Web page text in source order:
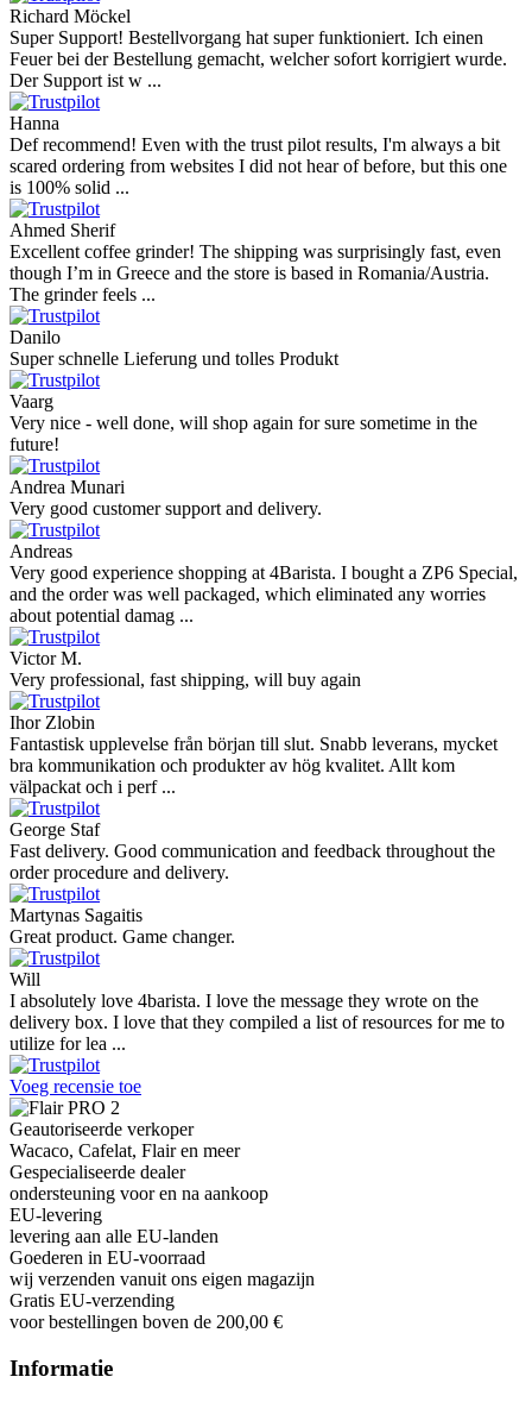
Richard Möckel
Super Support! Bestellvorgang hat super funktioniert. Ich einen
Feuer bei der Bestellung gemacht, welcher sofort korrigiert wurde.
Der Support ist w ...
Hanna
Def recommend! Even with the trust pilot results, I'm always a bit
scared ordering from websites I did not hear of before, but this one
is 100% solid ...
Ahmed Sherif
Excellent coffee grinder! The shipping was surprisingly fast, even
though I’m in Greece and the store is based in Romania/Austria.
The grinder feels ...
Danilo
Super schnelle Lieferung und tolles Produkt
Vaarg
Very nice - well done, will shop again for sure sometime in the
future!
Andrea Munari
Very good customer support and delivery.
Andreas
Very good experience shopping at 4Barista. I bought a ZP6 Special,
and the order was well packaged, which eliminated any worries
about potential damag ...
Victor M.
Very professional, fast shipping, will buy again
Ihor Zlobin
Fantastisk upplevelse från början till slut. Snabb leverans, mycket
bra kommunikation och produkter av hög kvalitet. Allt kom
välpackat och i perf ...
George Staf
Fast delivery. Good communication and feedback throughout the
order procedure and delivery.
Martynas Sagaitis
Great product. Game changer.
Will
I absolutely love 4barista. I love the message they wrote on the
delivery box. I love that they compiled a list of resources for me to
utilize for lea ...
Voeg recensie toe
Geautoriseerde verkoper
Wacaco, Cafelat, Flair en meer
Gespecialiseerde dealer
ondersteuning voor en na aankoop
EU-levering
levering aan alle EU-landen
Goederen in EU-voorraad
wij verzenden vanuit ons eigen magazijn
Gratis EU-verzending
voor bestellingen boven de 200,00 €
Informatie